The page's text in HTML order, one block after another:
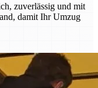
zuverlässig und mit
damit Ihr Umzug